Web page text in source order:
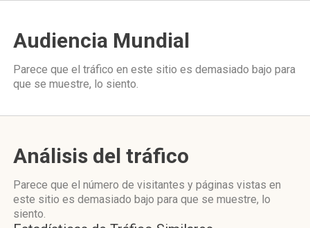
Audiencia Mundial
Parece que el tráfico en este sitio es demasiado bajo para
que se muestre, lo siento.
Análisis del tráfico
Parece que el número de visitantes y páginas vistas en
este sitio es demasiado bajo para que se muestre, lo
siento.